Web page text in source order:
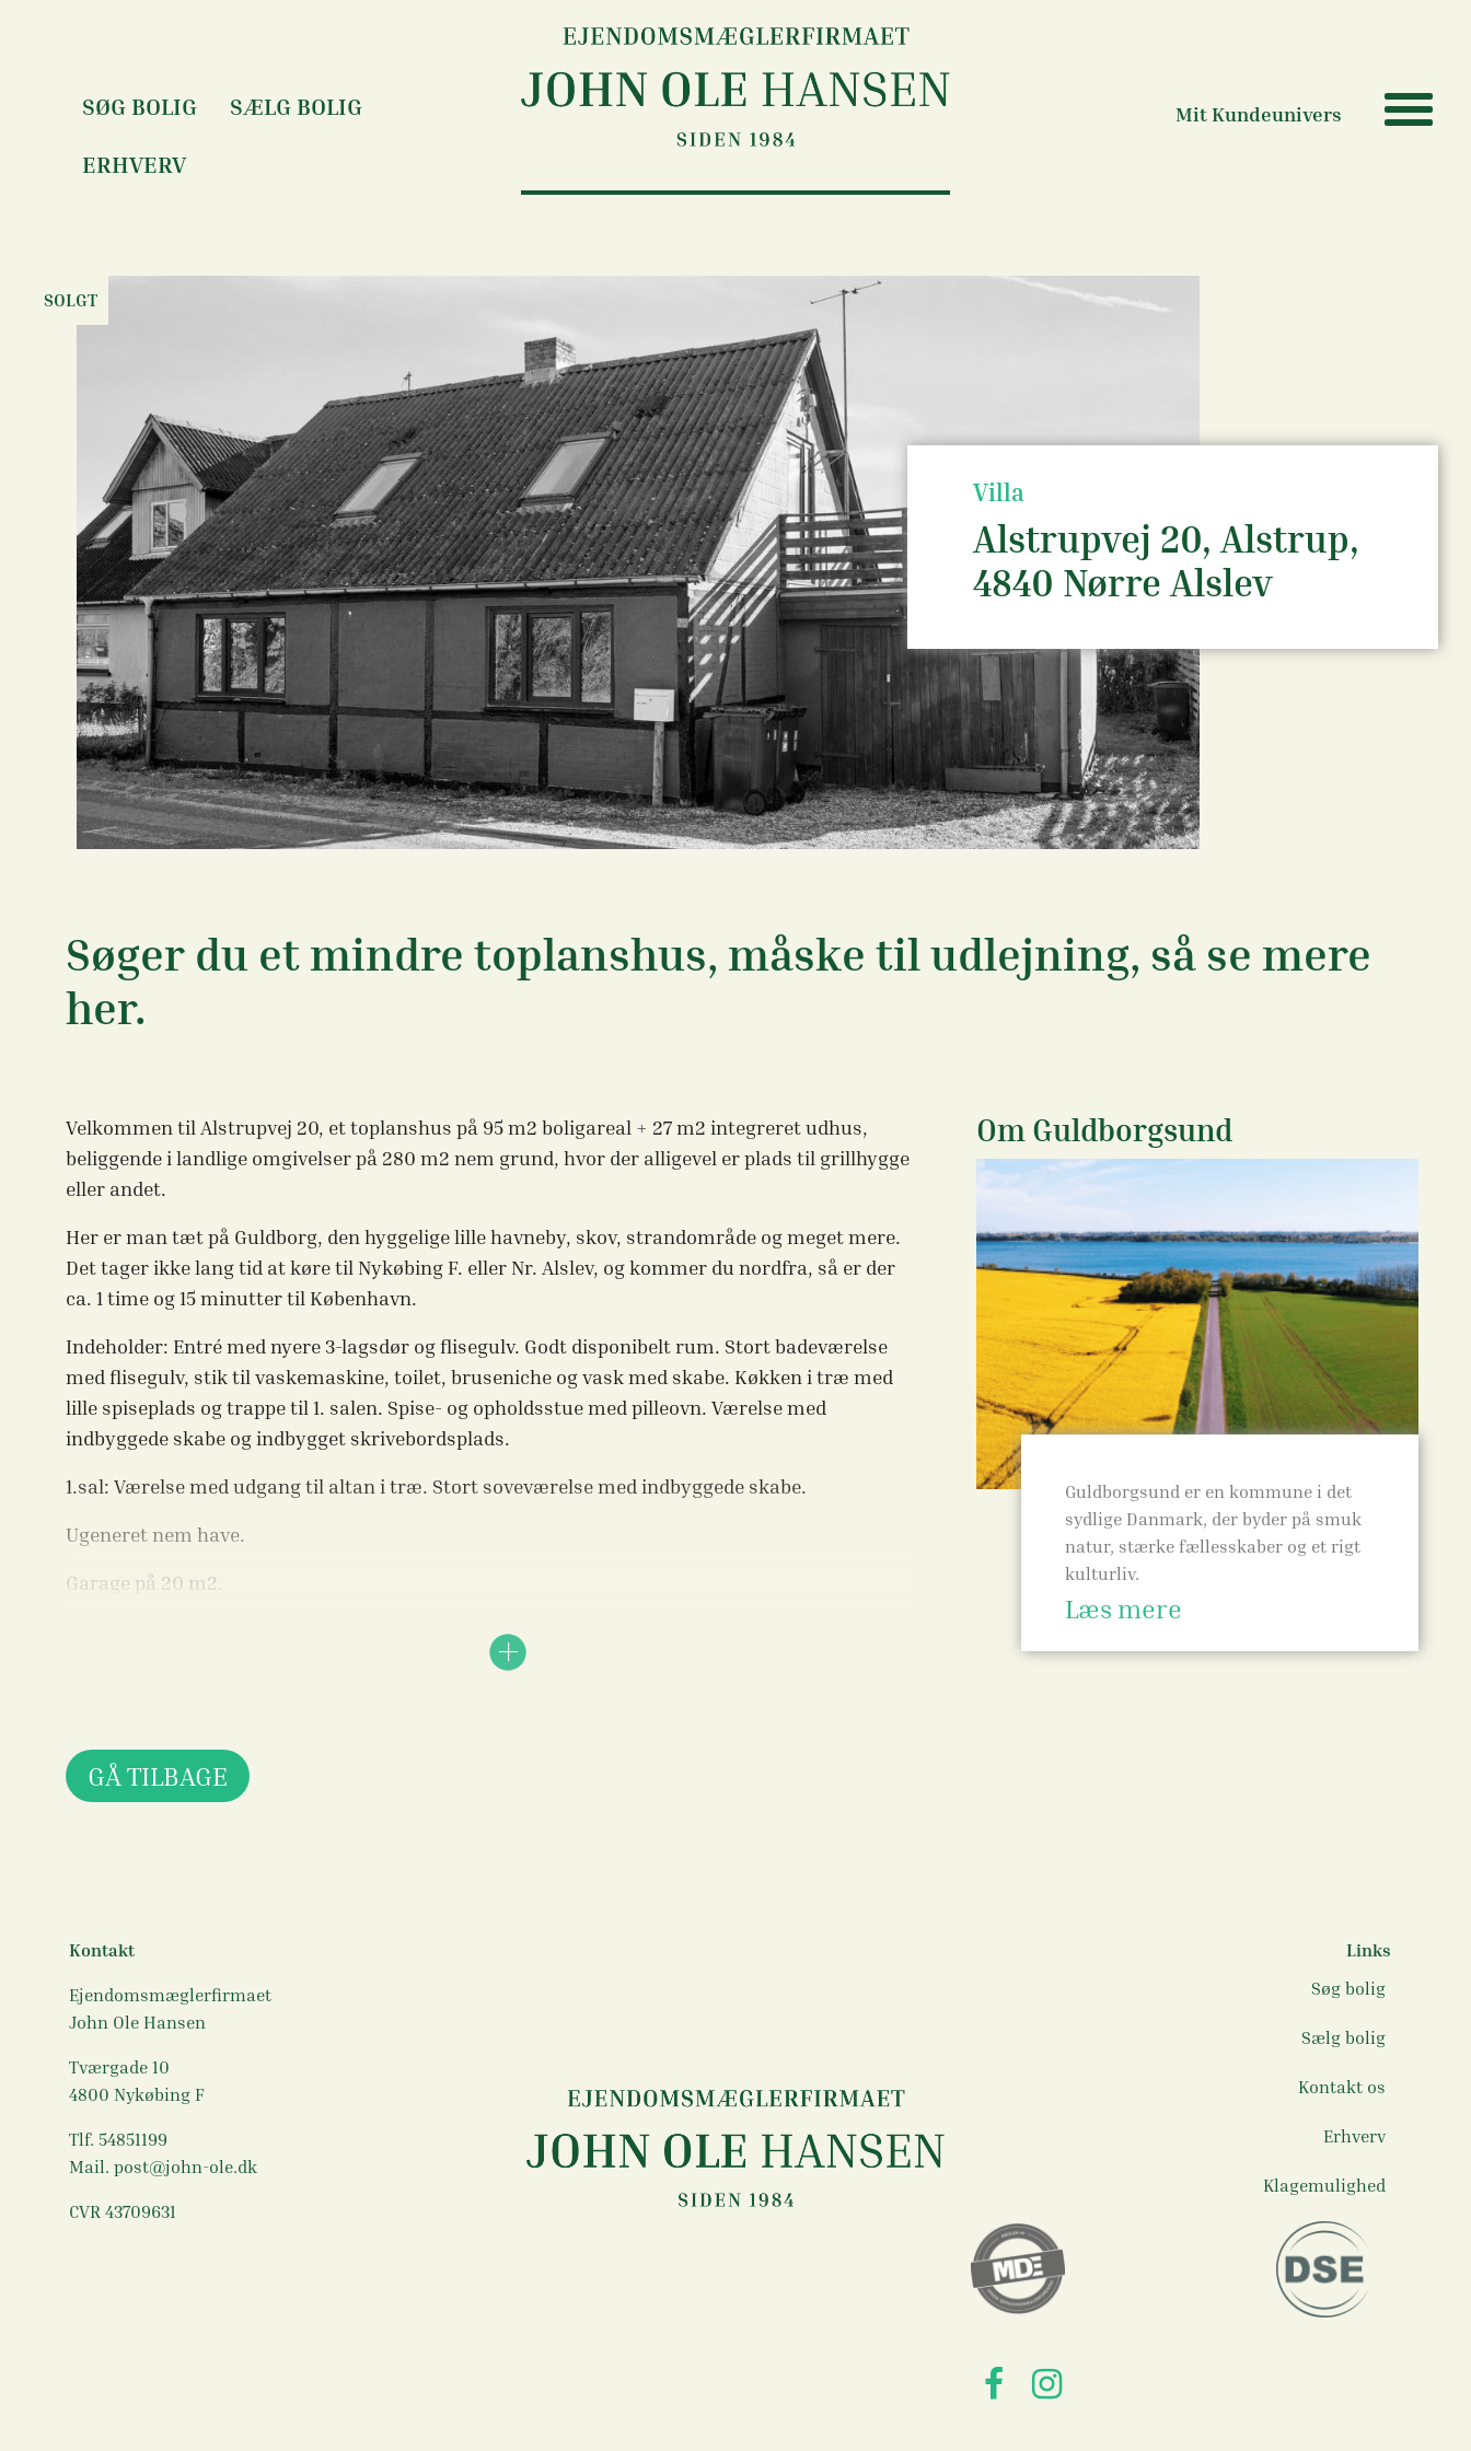
SØG BOLIG SÆLG BOLIG
ERHVERV
Mit Kundeunivers
SOLGT
Villa
Alstrupvej 20, Alstrup,
4840 Nørre Alslev
Søger du et mindre toplanshus, måske til udlejning, så se mere
her.
Velkommen til Alstrupvej 20, et toplanshus på 95 m2 boligareal + 27 m2 integreret udhus,
beliggende i landlige omgivelser på 280 m2 nem grund, hvor der alligevel er plads til grillhygge
eller andet.
Her er man tæt på Guldborg, den hyggelige lille havneby, skov, strandområde og meget mere.
Det tager ikke lang tid at køre til Nykøbing F. eller Nr. Alslev, og kommer du nordfra, så er der
ca. 1 time og 15 minutter til København.
Indeholder: Entré med nyere 3-lagsdør og flisegulv. Godt disponibelt rum. Stort badeværelse
med flisegulv, stik til vaskemaskine, toilet, bruseniche og vask med skabe. Køkken i træ med
lille spiseplads og trappe til 1. salen. Spise- og opholdsstue med pilleovn. Værelse med
indbyggede skabe og indbygget skrivebordsplads.
1.sal: Værelse med udgang til altan i træ. Stort soveværelse med indbyggede skabe.
Ugeneret nem have.
Garage på 20 m2.
Ejendommen opvarmes med elvarme og pilleovn.
GÅ TILBAGE
Om Guldborgsund
Guldborgsund er en kommune i det
sydlige Danmark, der byder på smuk
natur, stærke fællesskaber og et rigt
kulturliv.
Læs mere
Kontakt
Ejendomsmæglerfirmaet
John Ole Hansen
Tværgade 10
4800 Nykøbing F
Tlf. 54851199
Mail. post@john-ole.dk
CVR 43709631
Links
Søg bolig
Sælg bolig
Kontakt os
Erhverv
Klagemulighed
facebook